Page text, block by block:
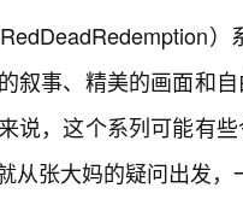
叙事、精美的画面和
说，这个系列可能有
从张大妈的疑问出发，